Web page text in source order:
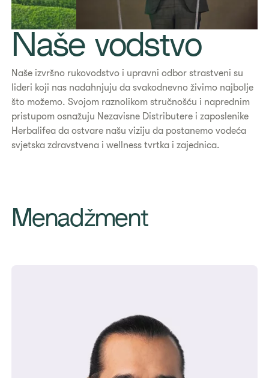
Naše vodstvo
Naše izvršno rukovodstvo i upravni odbor strastveni su
lideri koji nas nadahnjuju da svakodnevno živimo najbolje
što možemo. Svojom raznolikom stručnošću i naprednim
pristupom osnažuju Nezavisne Distributere i zaposlenike
Herbalifea da ostvare našu viziju da postanemo vodeća
svjetska zdravstvena i wellness tvrtka i zajednica.
Menadžment